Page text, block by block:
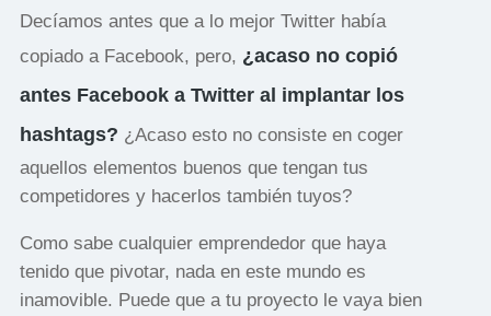
Decíamos antes que a lo mejor Twitter había
copiado a Facebook, pero, ¿acaso no copió
antes Facebook a Twitter al implantar los
hashtags? ¿Acaso esto no consiste en coger
aquellos elementos buenos que tengan tus
competidores y hacerlos también tuyos?
Como sabe cualquier emprendedor que haya
tenido que pivotar, nada en este mundo es
inamovible. Puede que a tu proyecto le vaya bien